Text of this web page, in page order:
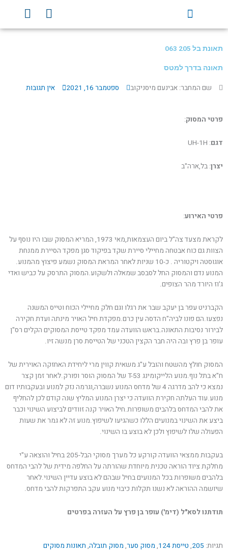
F
a
c
o
k
Y
o
u
e
תאונת בל 205 063
תאונה בדרך למטס
שם המחבר: אבינעם מיסניקוב ספטמבר 16, 2021 אין תגובות
פרטי המסוק:
דגם: UH-1H
יצרן: בל,ארה"ב
פרטי האירוע:
לקראת מצעד צה"ל ביום העצמאות,מאי 1973, המריא המסוק שבו היו נוסף על
הצוות גם כוח אבטחה מחיילי סיירת שקד בפיקוד סגן מפקד הסיירת ממנחת
אוגוסטה ויקטוריה . כ-10 שניות לאחר המראת המסוק נשמע פיצוץ מהמנוע.
המנוע נדם והמסוק החל לסבסב שמאלה ולשקוע.המסוק התרסק על כביש ואדי
ג'וז היורד מהר הצופים.
הקברניט עפר בן יעקב שבר את רגלו וגם חלק מחיילי הכוח וטייס המשנה
נפצעו.הם פונו לביה"ח הדסה עין כרם.מפקדת חיל האויר מינתה ועדת חקירה
לבירור נסיבות התאונה.בראש הוועדה עמד מפקד טייסת המסוקים הקלים רס"ן
עופר בן פרץ ובה היה חבר הקצין הטכני של הטייסת סרן מנשה זיו.
המסוק חולץ מהשטח והובל ע"ג משאית קווין מרי ליחידת האחזקה האוירית של
ח"א בתל נוף.מנוע הלייקומינג T-53 של המסוק הוסר ופורק.לאחר זמן קצר
נמצא כי להב מדרגה 4 של מדחס המנוע נשברה,וגרמה נזק למנוע ובעקבותיו דום
מנוע.עוד העלתה חקירת הוועדה כי יצרן המנוע המליץ שנה קודם לכן להחליף
את להבי המדחס בלהבים משופרות.חיל האויר קנה זוודים לביצוע השינוי וכבר
ביצע את השינוי במנועים הללו כשהגיעו לשיפוץ.מנוע זה לא גמר את שעות
הפעולה שלו לשיפוץ ולכן לא בוצע בו השינוי.
בעקבות ממצאי הוועדה קורקע כל מערך מסוקי הבל-205 בחיל והוצאה ע"י
מחלקת ציוד הוראה טכנית מיוחדת שהורתה על החלפה מידית של להבי המדחס
בלהבים משופרות בכל המנועים בחיל שבהם לא בוצע עדיין השינוי.לאחר
שיושמה ההוראה לא נשנו תקלות כיבוי מנוע עקב התפרקות להבי מדחס.
תודתנו לסא"ל (דימ') עופר בן פרץ על העזרה בפרטים
תגיות: 205
, טייסת 124 , מסוק סער, מסוק תובלה, תאונות מסוקים